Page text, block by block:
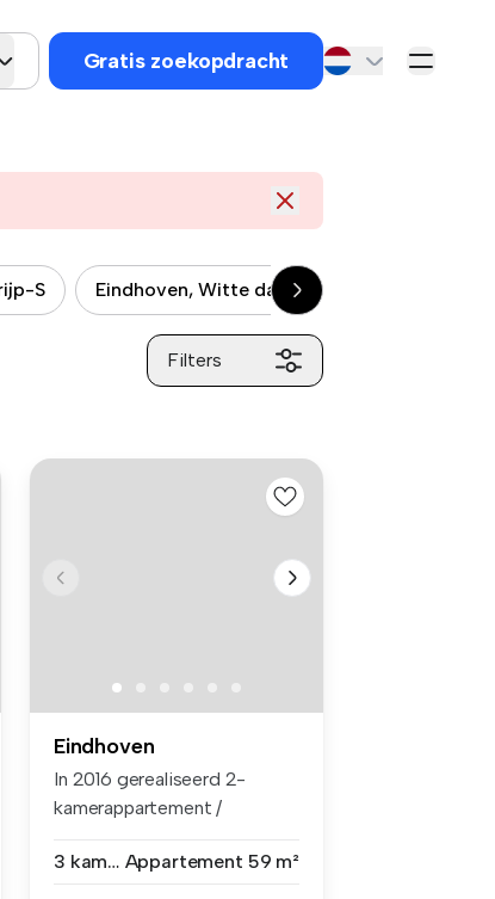
Gratis zoekopdracht
S Eindhoven, Witte dame
Filters
Eindhoven
In 2016 gerealiseerd 2-
kamerappartement /
3 kamers Appartement 59 m²